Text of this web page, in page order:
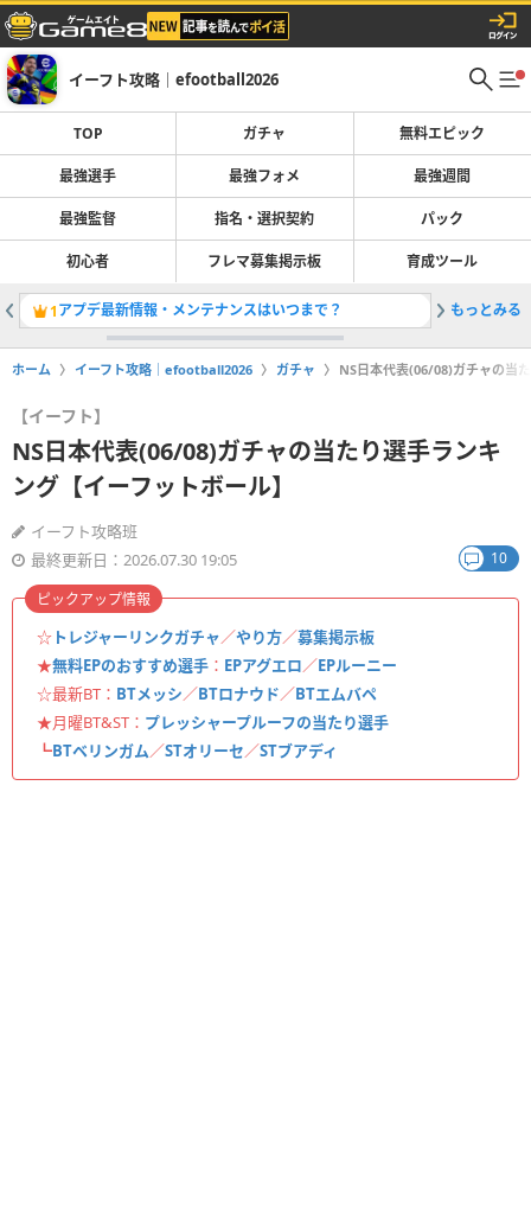
イーフト攻略｜efootball2026
TOP ガチャ 無料エピック
最強選手 最強フォメ 最強週間
最強監督 指名・選択契約 パック
初心者 フレマ募集掲示板 育成ツール
1アプデ最新情報・メンテナンスはいつまで？ 2ガチャ
もっとみる
ホーム イーフト攻略｜efootball2026 ガチャ NS日本代表(06/08)ガチャの当
【イーフト】
NS日本代表(06/08)ガチャの当たり選手ランキ
ング【イーフットボール】
イーフト攻略班
最終更新日：2026.07.30 19:05
10
☆ トレジャーリンクガチャ／やり方／募集掲示板
★無料EPのおすすめ選手 ： EPアグエロ／EPルーニー
☆最新BT： BTメッシ／BTロナウド／BTエムバペ
★月曜BT&ST： プレッシャープルーフの当たり選手
┗BTベリンガム／STオリーセ／STブアディ
ピックアップ情報